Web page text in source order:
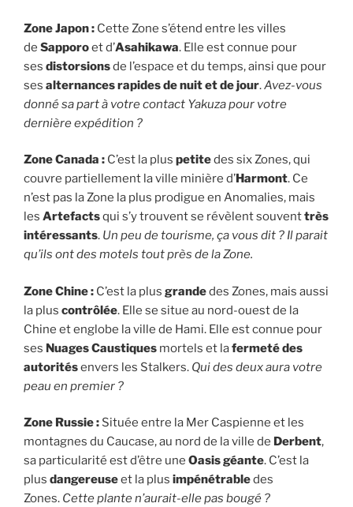
Zone Japon : Cette Zone s’étend entre les villes
de Sapporoet d’Asahikawa. Elle est connue pour
ses distorsionsde l’espace et du temps, ainsi que pour
ses alternances rapides de nuit et de jour.Avez-vous
donné sa part à votre contact Yakuza pour votre
dernière expédition ?
Zone Canada : C’est la plus petitedes six Zones, qui
couvre partiellement la ville minière d’Harmont. Ce
n’est pas la Zone la plus prodigue en Anomalies, mais
les Artefactsqui s’y trouvent se révèlent souventtrès
intéressants. Un peu de tourisme, ça vous dit ? Il parait
qu’ils ont des motels tout près de la Zone.
Zone Chine : C’est la plus grandedes Zones, mais aussi
la plus contrôlée. Elle se situe au nord-ouest de la
Chine et englobe la ville de Hami. Elle est connue pour
ses Nuages Caustiques mortels et lafermeté des
autoritésenvers les Stalkers. Qui des deux aura votre
peau en premier ?
Zone Russie : Située entre la Mer Caspienne et les
montagnes du Caucase, au nord de la ville de Derbent,
sa particularité est d’être une Oasis géante. C’est la
plus dangereuseet la plus impénétrabledes
Zones. Cette plante n’aurait-elle pas bougé ?